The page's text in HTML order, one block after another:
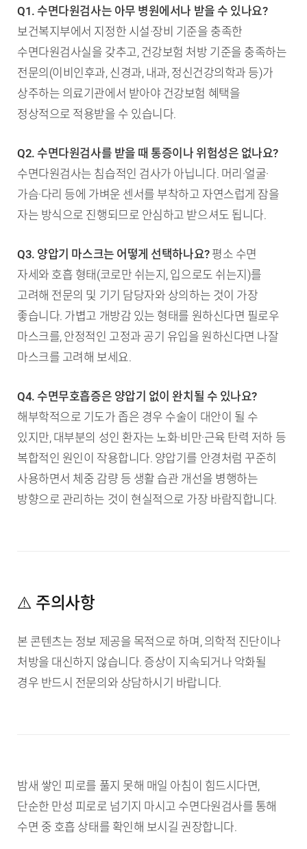
Q1. 수면다원검사는 아무 병원에서나 받을 수 있나요?
보건복지부에서 지정한 시설·장비 기준을 충족한
수면다원검사실을 갖추고, 건강보험 처방 기준을 충족하는
전문의(이비인후과, 신경과, 내과, 정신건강의학과 등)가
상주하는 의료기관에서 받아야 건강보험 혜택을
정상적으로 적용받을 수 있습니다.
Q2. 수면다원검사를 받을 때 통증이나 위험성은 없나요?
수면다원검사는 침습적인 검사가 아닙니다. 머리·얼굴·
가슴·다리 등에 가벼운 센서를 부착하고 자연스럽게 잠을
자는 방식으로 진행되므로 안심하고 받으셔도 됩니다.
Q3. 양압기 마스크는 어떻게 선택하나요?평소 수면
자세와 호흡 형태(코로만 쉬는지, 입으로도 쉬는지)를
고려해 전문의 및 기기 담당자와 상의하는 것이 가장
좋습니다. 가볍고 개방감 있는 형태를 원하신다면 필로우
마스크를, 안정적인 고정과 공기 유입을 원하신다면 나잘
마스크를 고려해 보세요.
Q4. 수면무호흡증은 양압기 없이 완치될 수 있나요?
해부학적으로 기도가 좁은 경우 수술이 대안이 될 수
있지만, 대부분의 성인 환자는 노화·비만·근육 탄력 저하 등
복합적인 원인이 작용합니다. 양압기를 안경처럼 꾸준히
사용하면서 체중 감량 등 생활 습관 개선을 병행하는
방향으로 관리하는 것이 현실적으로 가장 바람직합니다.
⚠️ 주의사항
본 콘텐츠는 정보 제공을 목적으로 하며, 의학적 진단이나
처방을 대신하지 않습니다. 증상이 지속되거나 악화될
경우 반드시 전문의와 상담하시기 바랍니다.
밤새 쌓인 피로를 풀지 못해 매일 아침이 힘드시다면,
단순한 만성 피로로 넘기지 마시고 수면다원검사를 통해
수면 중 호흡 상태를 확인해 보시길 권장합니다.